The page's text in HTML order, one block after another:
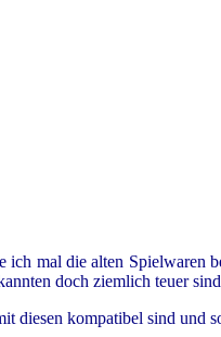
mal die alten
doch ziemlich teuer
diesen kompatibel sind und